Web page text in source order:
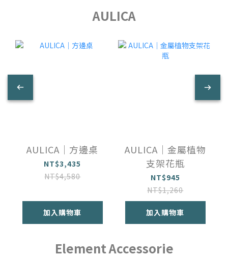
AULICA
AULICA｜方邊桌
NT$3,435
NT$4,580
加入購物車
AULICA｜金屬植物
支架花瓶
NT$945
NT$1,260
加入購物車
Element Accessorie